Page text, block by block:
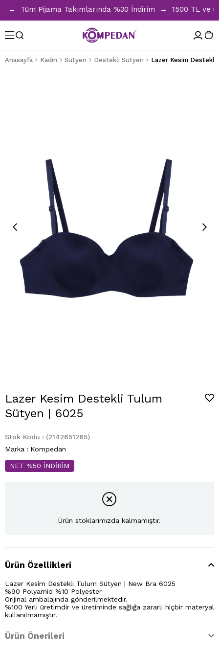
Tüm Pijama Takımlarında %30 İndirim → 1500 TL
Anasayfa Kadın Sütyen Destekli Sütyen Lazer Kesim
Lazer Kesim Destekli Tulum
Sütyen | 6025
Stok Kodu
(2142651265)
Marka : Kompedan
NET %50 İNDİRİM
Ürün stoklarımızda kalmamıştır.
Ürün Özellikleri
Lazer Kesim Destekli Tulum Sütyen | New Bra 6025
%90 Polyamid %10 Polyester
Orijinal ambalajında gönderilmektedir.
%100 Yerli üretimdir ve üretiminde sağlığa zararlı hiçbir materyal
kullanılmamıştır.
Ürün Önerileri